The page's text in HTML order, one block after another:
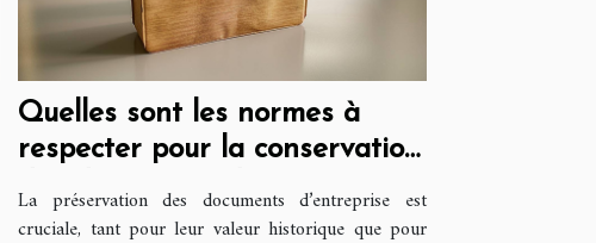
Quelles sont les normes à
respecter pour la conservation
des documents d’entreprise ?
La préservation des documents d’entreprise est
cruciale, tant pour leur valeur historique que pour